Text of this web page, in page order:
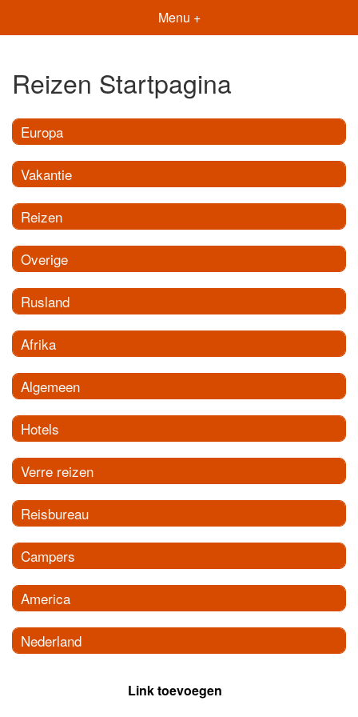
Menu +
Reizen Startpagina
Europa
Vakantie
Reizen
Overige
Rusland
Afrika
Algemeen
Hotels
Verre reizen
Reisbureau
Campers
America
Nederland
Link toevoegen